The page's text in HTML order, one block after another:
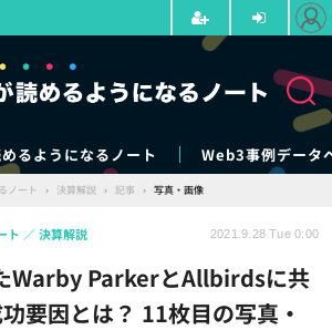
るようになるノート Web3事例データ
ノート › 決算解説 › 記事 › 写真・画像
Warby ParkerとAllbirdsに共
要因とは？ 11枚目の写真・
ト 決算解説 2021.9.28 Tue 0:00